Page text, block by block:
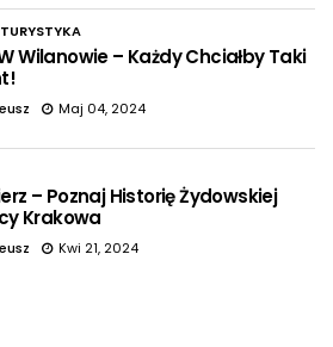
TURYSTYKA
Wilanowie – Każdy Chciałby Taki
Maj 04, 2024
– Poznaj Historię Żydowskiej
Krakowa
Kwi 21, 2024